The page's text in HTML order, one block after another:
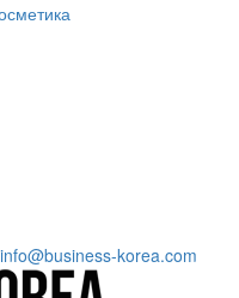
info@business-korea.com